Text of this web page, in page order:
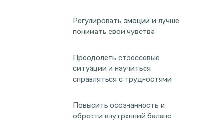
Регулировать эмоции и лучше
понимать свои чувства
Преодолеть стрессовые
ситуации и научиться
справляться с трудностями
Повысить осознанность и
обрести внутренний баланс